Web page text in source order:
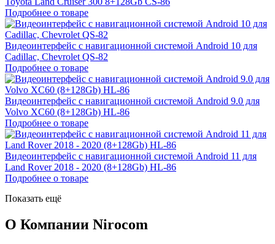
Подробнее о товаре
Видеоинтерфейс с навигационной системой Android 10 для
Cadillac, Chevrolet QS-82
Подробнее о товаре
Видеоинтерфейс с навигационной системой Android 9.0 для
Volvo XC60 (8+128Gb) HL-86
Подробнее о товаре
Видеоинтерфейс с навигационной системой Android 11 для
Land Rover 2018 - 2020 (8+128Gb) HL-86
Подробнее о товаре
Показать ещё
О Компании Nirocom